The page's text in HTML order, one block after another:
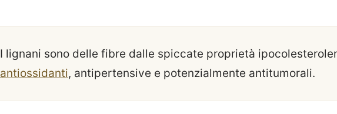
I lignani sono delle fibre dalle spiccate proprietà
antiossidanti, antipertensive e potenzialmente antitumorali.